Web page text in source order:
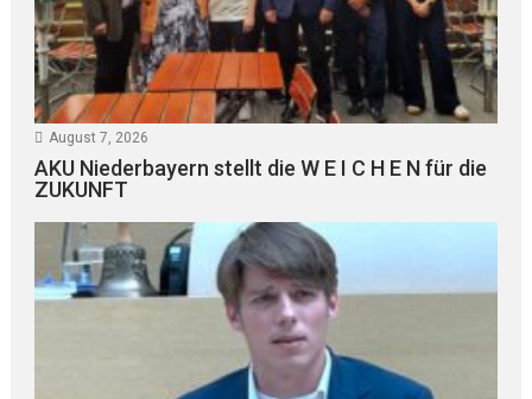
August 7, 2026
AKU Niederbayern stellt die W E I C H E N für die
ZUKUNFT